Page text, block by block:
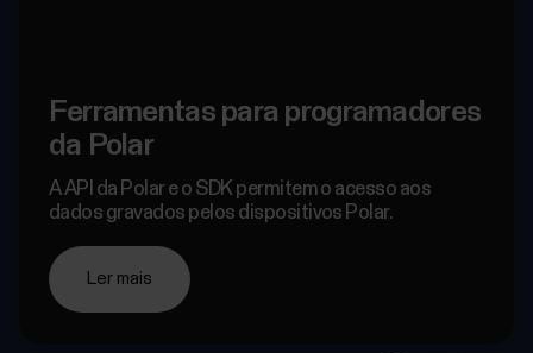
Ferramentas para programadores
da Polar
A API da Polar e o SDK permitem o acesso aos
dados gravados pelos dispositivos Polar.
Ler mais